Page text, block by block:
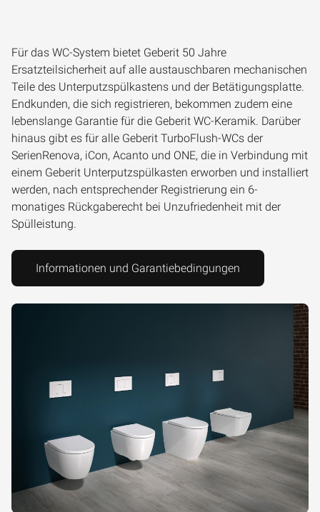
Für das WC-System bietet Geberit 50 Jahre
Ersatzteilsicherheit auf alle austauschbaren mechanischen
Teile des Unterputzspülkastens und der Betätigungsplatte.
Endkunden, die sich registrieren, bekommen zudem eine
lebenslange Garantie für die Geberit WC-Keramik. Darüber
hinaus gibt es für alle Geberit TurboFlush-WCs der
SerienRenova, iCon, Acanto und ONE, die in Verbindung mit
einem Geberit Unterputzspülkasten erworben und installiert
werden, nach entsprechender Registrierung ein 6-
monatiges Rückgaberecht bei Unzufriedenheit mit der
Spülleistung.
Informationen und Garantiebedingungen